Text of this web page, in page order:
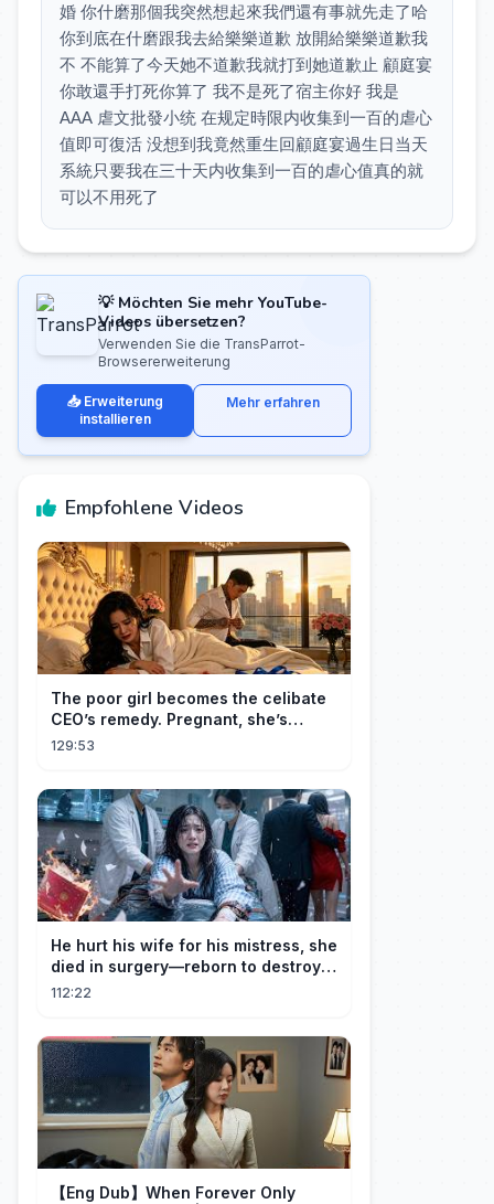
婚 你什磨那個我突然想起來我們還有事就先走了哈
你到底在什磨跟我去給樂樂道歉 放開給樂樂道歉我
不 不能算了今天她不道歉我就打到她道歉止 顧庭宴
你敢還手打死你算了 我不是死了宿主你好 我是
AAA 虐文批發小统 在规定時限内收集到一百的虐心
值即可復活 没想到我竟然重生回顧庭宴過生日当天
系統只要我在三十天内收集到一百的虐心值真的就
可以不用死了
💡 Möchten Sie mehr YouTube-
Videos übersetzen?
Verwenden Sie die TransParrot-
Browsererweiterung
📥 Erweiterung
installieren
Mehr erfahren
Empfohlene Videos
The poor girl becomes the celibate
CEO’s remedy. Pregnant, she’s
brought to his mansion and spoiled.
129:53
He hurt his wife for his mistress, she
died in surgery—reborn to destroy
him!
112:22
【Eng Dub】When Forever Only